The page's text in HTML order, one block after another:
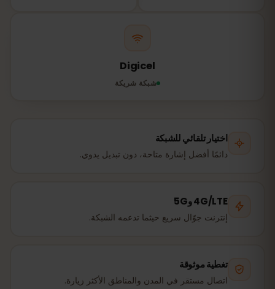
Digicel
شبكة شريكة
اختيار تلقائي للشبكة
دائمًا أفضل إشارة متاحة، دون تبديل يدوي.
4G/LTE و5G
إنترنت جوّال سريع حيثما تدعمه الشبكة.
تغطية موثوقة
اتصال مستقر في المدن والمناطق الأكثر زيارة.